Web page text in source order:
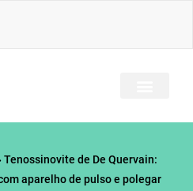
Tenossinovite de De Quervain:
aparelho de pulso e polegar